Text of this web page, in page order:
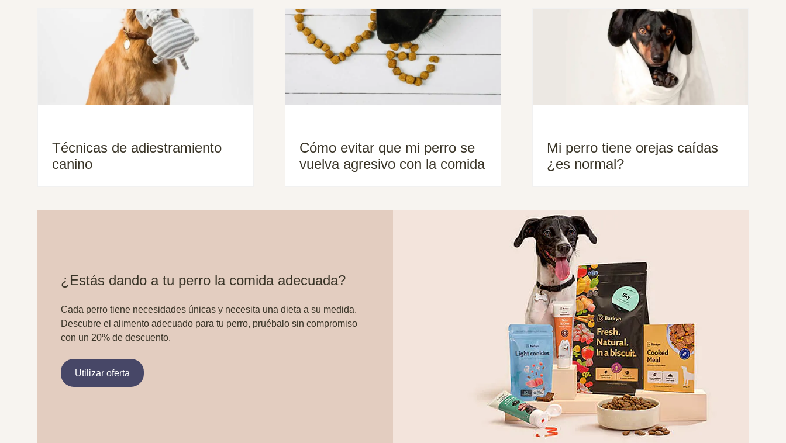
Técnicas de adiestramiento
canino
Cómo evitar que mi perro se
vuelva agresivo con la comida
Mi perro tiene orejas caídas
¿es normal?
¿Estás dando a tu perro la comida adecuada?
Cada perro tiene necesidades únicas y necesita una dieta a su medida.
Descubre el alimento adecuado para tu perro, pruébalo sin compromiso
con un 20% de descuento.
Utilizar oferta